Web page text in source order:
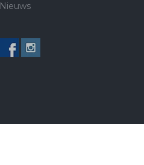
Nieuws